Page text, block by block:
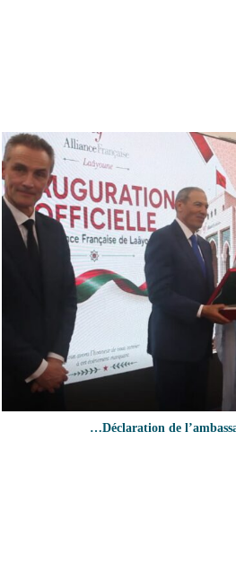
Déclaration de